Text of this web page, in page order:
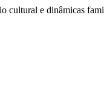
cultural e dinâmicas